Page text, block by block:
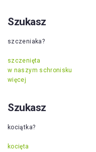
Szukasz
szczeniaka?
szczenięta
w naszym schronisku
więcej
Szukasz
kociątka?
kocięta